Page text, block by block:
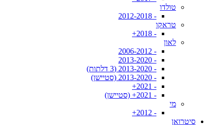
טולדו
- 2012-2018
טראקו
- 2018+
לאון
- 2006-2012
- 2013-2020
- 2013-2020 (3 דלתות)
- 2013-2020 (סטיישן)
- 2021+
- 2021+ (סטיישן)
מי
- 2012+
סיטרואן